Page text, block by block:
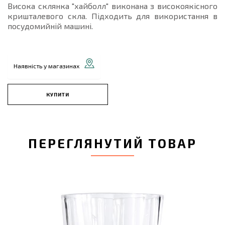
Висока склянка "хайболл" виконана з високоякісного
кришталевого скла. Підходить для використання в
посудомийній машині.
Наявність у магазинах
КУПИТИ
ПЕРЕГЛЯНУТИЙ ТОВАР